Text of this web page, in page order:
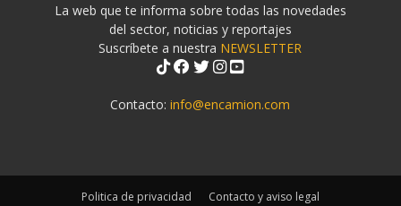
La web que te informa sobre todas las novedades
del sector, noticias y reportajes
Suscríbete a nuestra NEWSLETTER
Contacto:info@encamion.com
Politica de privacidad Contacto y aviso legal